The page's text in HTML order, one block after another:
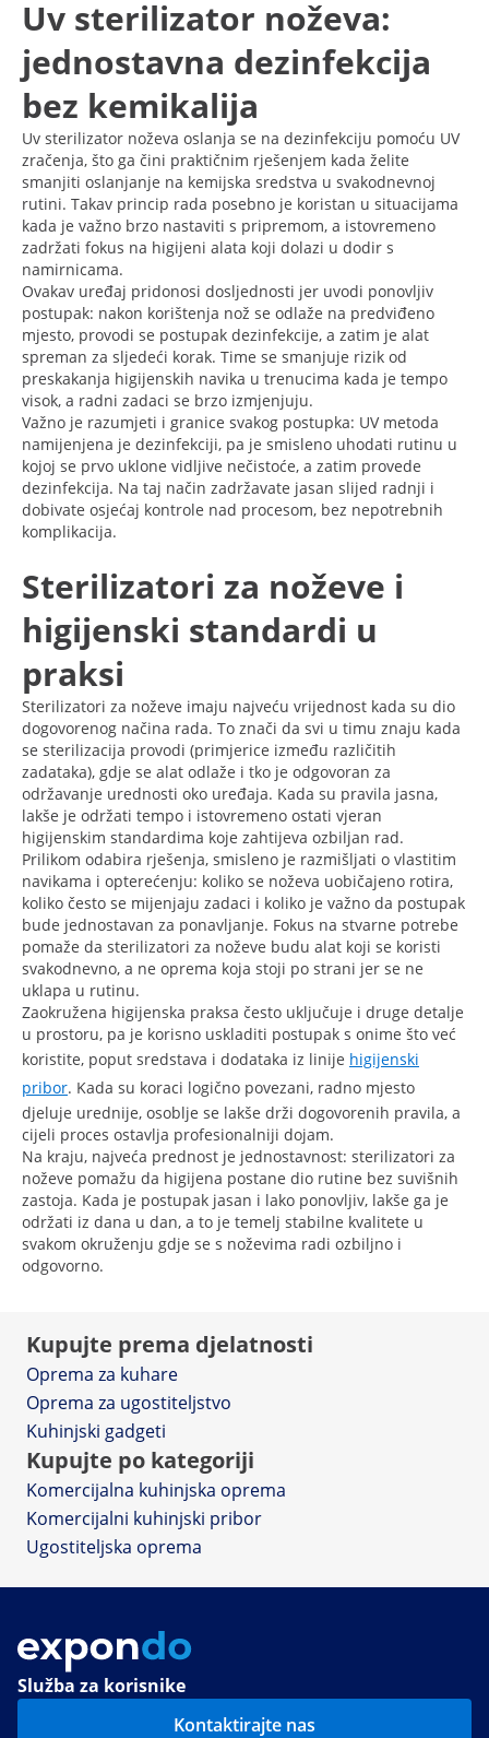
Uv sterilizator noževa:
jednostavna dezinfekcija
bez kemikalija
Uv sterilizator noževa oslanja se na dezinfekciju pomoću UV
zračenja, što ga čini praktičnim rješenjem kada želite
smanjiti oslanjanje na kemijska sredstva u svakodnevnoj
rutini. Takav princip rada posebno je koristan u situacijama
kada je važno brzo nastaviti s pripremom, a istovremeno
zadržati fokus na higijeni alata koji dolazi u dodir s
namirnicama.
Ovakav uređaj pridonosi dosljednosti jer uvodi ponovljiv
postupak: nakon korištenja nož se odlaže na predviđeno
mjesto, provodi se postupak dezinfekcije, a zatim je alat
spreman za sljedeći korak. Time se smanjuje rizik od
preskakanja higijenskih navika u trenucima kada je tempo
visok, a radni zadaci se brzo izmjenjuju.
Važno je razumjeti i granice svakog postupka: UV metoda
namijenjena je dezinfekciji, pa je smisleno uhodati rutinu u
kojoj se prvo uklone vidljive nečistoće, a zatim provede
dezinfekcija. Na taj način zadržavate jasan slijed radnji i
dobivate osjećaj kontrole nad procesom, bez nepotrebnih
komplikacija.
Sterilizatori za noževe i
higijenski standardi u
praksi
Sterilizatori za noževe imaju najveću vrijednost kada su dio
dogovorenog načina rada. To znači da svi u timu znaju kada
se sterilizacija provodi (primjerice između različitih
zadataka), gdje se alat odlaže i tko je odgovoran za
održavanje urednosti oko uređaja. Kada su pravila jasna,
lakše je održati tempo i istovremeno ostati vjeran
higijenskim standardima koje zahtijeva ozbiljan rad.
Prilikom odabira rješenja, smisleno je razmišljati o vlastitim
navikama i opterećenju: koliko se noževa uobičajeno rotira,
koliko često se mijenjaju zadaci i koliko je važno da postupak
bude jednostavan za ponavljanje. Fokus na stvarne potrebe
pomaže da sterilizatori za noževe budu alat koji se koristi
svakodnevno, a ne oprema koja stoji po strani jer se ne
uklapa u rutinu.
Zaokružena higijenska praksa često uključuje i druge detalje
u prostoru, pa je korisno uskladiti postupak s onime što već
koristite, poput sredstava i dodataka iz linije higijenski
pribor. Kada su koraci logično povezani, radno mjesto
djeluje urednije, osoblje se lakše drži dogovorenih pravila, a
cijeli proces ostavlja profesionalniji dojam.
Na kraju, najveća prednost je jednostavnost: sterilizatori za
noževe pomažu da higijena postane dio rutine bez suvišnih
zastoja. Kada je postupak jasan i lako ponovljiv, lakše ga je
održati iz dana u dan, a to je temelj stabilne kvalitete u
svakom okruženju gdje se s noževima radi ozbiljno i
odgovorno.
Kupujte prema djelatnosti
Oprema za kuhare
Oprema za ugostiteljstvo
Kuhinjski gadgeti
Kupujte po kategoriji
Komercijalna kuhinjska oprema
Komercijalni kuhinjski pribor
Ugostiteljska oprema
Služba za korisnike
Kontaktirajte nas